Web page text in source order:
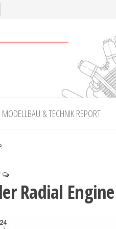
& TECHNIK REPORT
Radial Engine